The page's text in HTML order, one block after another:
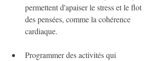
permettent d'apaiser le stress et le flot
des pensées, comme la cohérence
cardiaque.
Programmer des activités qui